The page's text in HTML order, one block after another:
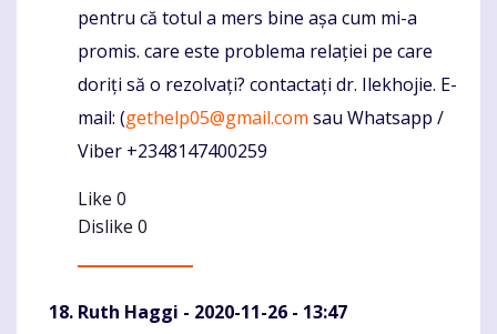
pentru că totul a mers bine așa cum mi-a
promis. care este problema relației pe care
doriți să o rezolvați? contactați dr. Ilekhojie. E-
mail: (gethelp05@gmail.com sau Whatsapp /
Viber +2348147400259
Like 0
Dislike 0
Ruth Haggi - 2020-11-26 - 13:47